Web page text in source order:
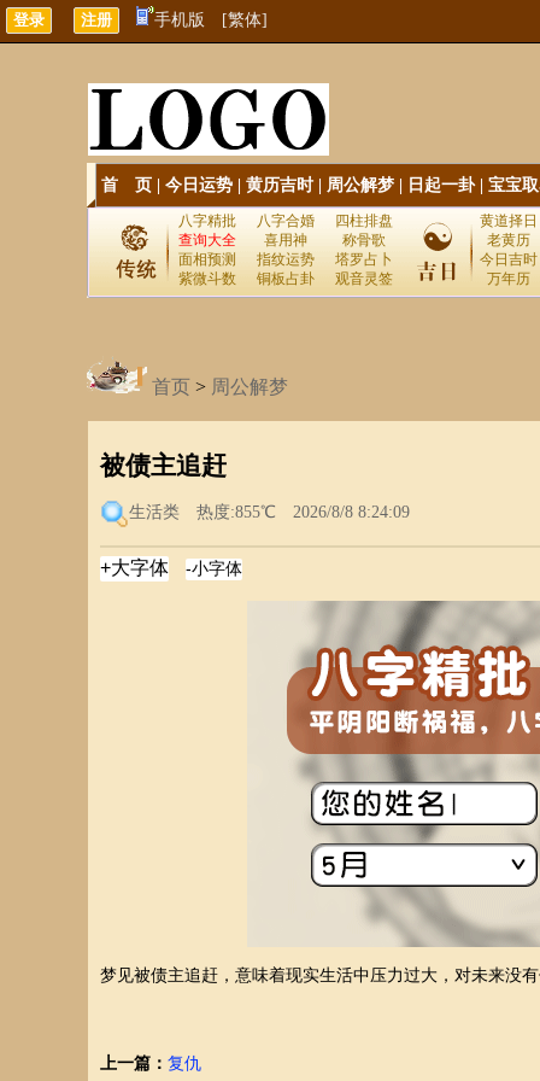
手机版 [繁体]
首 页 今日运势 黄历吉时| 周公解梦 日起一卦| 宝宝
八字精批 八字合婚
四柱排盘
查询大全
喜用神
称骨歌
面相预测
指纹运势
塔罗占卜
紫微斗数
铜板占卦 观音灵签
黄道择日
老黄历
今日吉时
万年历
首页 > 周公解梦
被债主追赶
生活类 热度:855℃ 2026/8/8 8:24:09
梦见被债主追赶，意味着现实生活中压力过大，对未来没
上一篇： 复仇